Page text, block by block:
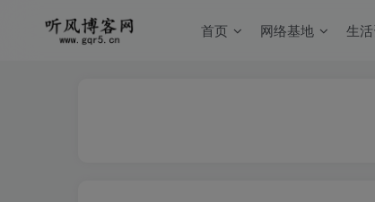
首页 网络基地 生